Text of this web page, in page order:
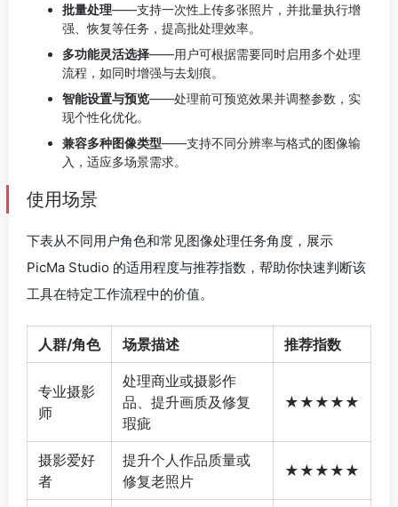
批量处理——支持一次性上传多张照片，并批量执行增
强、恢复等任务，提高批处理效率。
多功能灵活选择——用户可根据需要同时启用多个处理
流程，如同时增强与去划痕。
智能设置与预览——处理前可预览效果并调整参数，实
现个性化优化。
兼容多种图像类型——支持不同分辨率与格式的图像输
入，适应多场景需求。
使用场景
下表从不同用户角色和常见图像处理任务角度，展示
PicMa Studio 的适用程度与推荐指数，帮助你快速判断该
工具在特定工作流程中的价值。
人群/角色 场景描述 推荐指数
专业摄影
师
处理商业或摄影作
品、提升画质及修复
瑕疵
★★★★★
摄影爱好
者
提升个人作品质量或
修复老照片
★★★★★